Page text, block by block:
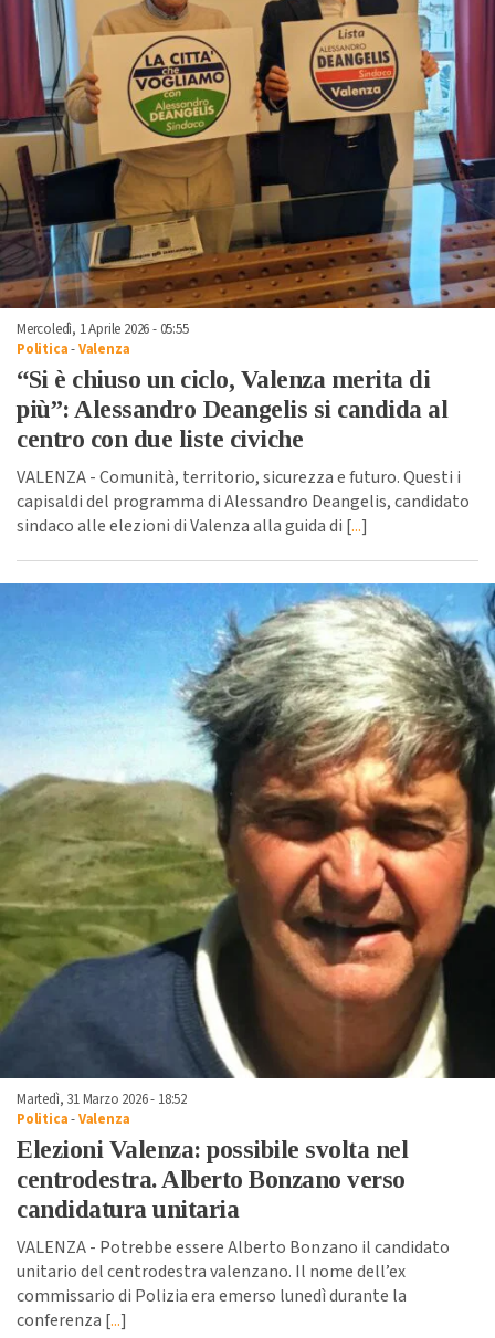
Mercoledì, 1 Aprile 2026 - 05:55
Politica-Valenza
“Si è chiuso un ciclo, Valenza merita di
più”: Alessandro Deangelis si candida al
centro con due liste civiche
VALENZA - Comunità, territorio, sicurezza e futuro. Questi i
capisaldi del programma di Alessandro Deangelis, candidato
sindaco alle elezioni di Valenza alla guida di [...]
Martedì, 31 Marzo 2026 - 18:52
Politica-Valenza
Elezioni Valenza: possibile svolta nel
centrodestra. Alberto Bonzano verso
candidatura unitaria
VALENZA - Potrebbe essere Alberto Bonzano il candidato
unitario del centrodestra valenzano. Il nome dell’ex
commissario di Polizia era emerso lunedì durante la
conferenza [...]